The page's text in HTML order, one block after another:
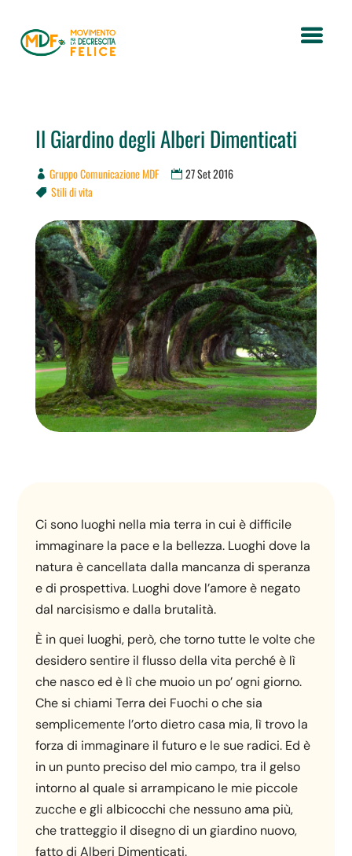
Il Giardino degli Alberi Dimenticati
Gruppo Comunicazione MDF 27 Set 2016
 Stili di vita
Ci sono luoghi nella mia terra in cui è difficile
immaginare la pace e la bellezza. Luoghi dove la
natura è cancellata dalla mancanza di speranza
e di prospettiva. Luoghi dove l’amore è negato
dal narcisismo e dalla brutalità.
È in quei luoghi, però, che torno tutte le volte che
desidero sentire il flusso della vita perché è lì
che nasco ed è lì che muoio un po’ ogni giorno.
Che si chiami Terra dei Fuochi o che sia
semplicemente l’orto dietro casa mia, lì trovo la
forza di immaginare il futuro e le sue radici. Ed è
in un punto preciso del mio campo, tra il gelso
intorno al quale si arrampicano le mie piccole
zucche e gli albicocchi che nessuno ama più,
che tratteggio il disegno di un giardino nuovo,
fatto di Alberi Dimenticati.